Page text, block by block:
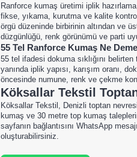
Ranforce kumaş üretimi iplik
fikse, yıkama, kurutma ve kalite
örgü düzeninde birbirinin altından ve
düzgünlüğü, renk görünümü ve parti
55 Tel Ranforce Kumaş Ne
55 tel ifadesi dokuma sıklığını
yanında iplik yapısı, karışım oranı,
öncesinde numune, renk ve çekme
Köksallar Tekstil
Köksallar Tekstil, Denizli toptan
kumaş ve 30 metre top kumaş
sayfanın bağlantısını WhatsApp
oluşturabilirsiniz.